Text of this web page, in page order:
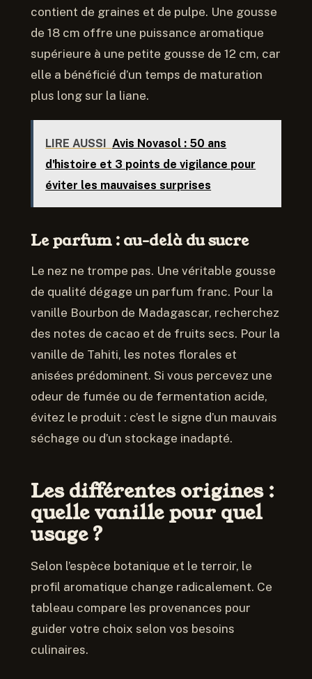
contient de graines et de pulpe. Une gousse
de 18 cm offre une puissance aromatique
supérieure à une petite gousse de 12 cm, car
elle a bénéficié d’un temps de maturation
plus long sur la liane.
LIRE AUSSI Avis Novasol : 50 ans
d'histoire et 3 points de vigilance pour
éviter les mauvaises surprises
Le parfum : au-delà du sucre
Le nez ne trompe pas. Une véritable gousse
de qualité dégage un parfum franc. Pour la
vanille Bourbon de Madagascar, recherchez
des notes de cacao et de fruits secs. Pour la
vanille de Tahiti, les notes florales et
anisées prédominent. Si vous percevez une
odeur de fumée ou de fermentation acide,
évitez le produit : c’est le signe d’un mauvais
séchage ou d’un stockage inadapté.
Les différentes origines :
quelle vanille pour quel
usage ?
Selon l’espèce botanique et le terroir, le
profil aromatique change radicalement. Ce
tableau compare les provenances pour
guider votre choix selon vos besoins
culinaires.